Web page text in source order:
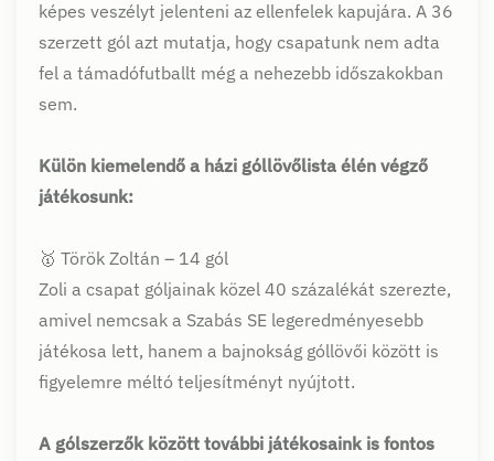
képes veszélyt jelenteni az ellenfelek kapujára. A 36
szerzett gól azt mutatja, hogy csapatunk nem adta
fel a támadófutballt még a nehezebb időszakokban
sem.
Külön kiemelendő a házi góllövőlista élén végző
játékosunk:
🥇 Török Zoltán – 14 gól
Zoli a csapat góljainak közel 40 százalékát szerezte,
amivel nemcsak a Szabás SE legeredményesebb
játékosa lett, hanem a bajnokság góllövői között is
figyelemre méltó teljesítményt nyújtott.
A gólszerzők között további játékosaink is fontos